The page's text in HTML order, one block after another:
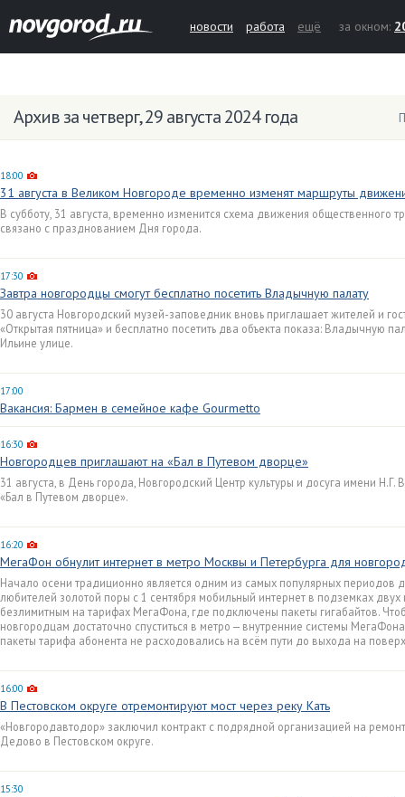
новости работа ещё за окном:
Архив за четверг, 29 августа 2024 года
18:00
31 августа в Великом Новгороде временно изменят маршруты
В субботу, 31 августа, временно изменится схема движения общественного
связано с празднованием Дня города.
17:30
Завтра новгородцы смогут бесплатно посетить Владычную палату
30 августа Новгородский музей-заповедник вновь приглашает жителей и
«Открытая пятница» и бесплатно посетить два объекта показа: Владычную
Ильине улице.
17:00
Вакансия: Бармен в семейное кафе Gourmetto
16:30
Новгородцев приглашают на «Бал в Путевом дворце»
31 августа, в День города, Новгородский Центр культуры и досуга имени
«Бал в Путевом дворце».
16:20
МегаФон обнулит интернет в метро Москвы и Петербурга для
Начало осени традиционно является одним из самых популярных периодов
любителей золотой поры с 1 сентября мобильный интернет в подземках
безлимитным на тарифах МегаФона, где подключены пакеты гигабайтов.
новгородцам достаточно спуститься в метро — внутренние системы
пакеты тарифа абонента не расходовались на всём пути до выхода на
16:00
В Пестовском округе отремонтируют мост через реку Кать
«Новгородавтодор» заключил контракт с подрядной организацией на
Дедово в Пестовском округе.
15:30